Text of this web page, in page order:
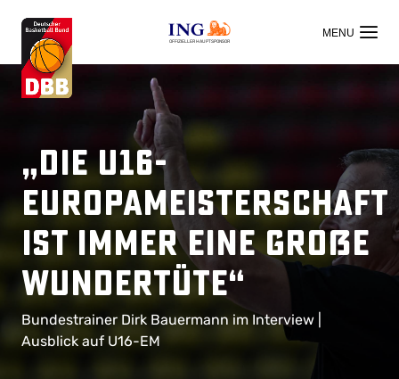
OFFIZIELLER HAUPTSPONSOR
„Die U16-
Europameisterschaft
ist immer eine große
Wundertüte“
Bundestrainer Dirk Bauermann im Interview |
Ausblick auf U16-EM